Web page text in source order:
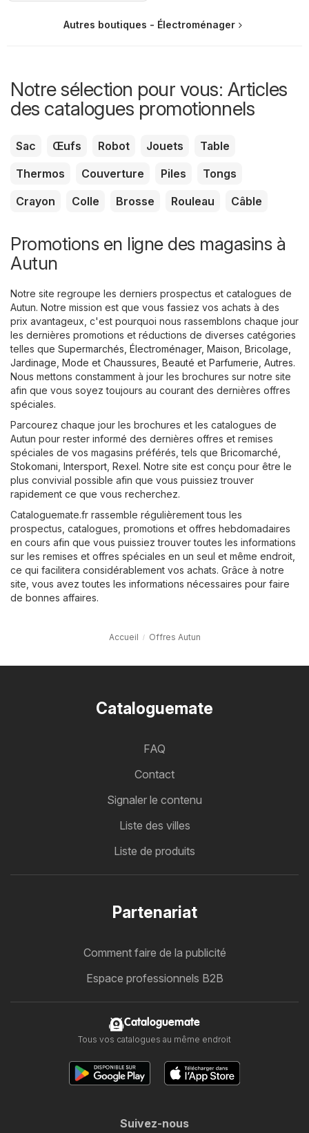
Autres boutiques - Électroménager
Notre sélection pour vous: Articles
des catalogues promotionnels
Sac Œufs Robot Jouets
Table
Thermos
Couverture Piles
Tongs
Crayon
Colle Brosse Rouleau Câble
Promotions en ligne des magasins à
Autun
Notre site regroupe les derniers prospectus et catalogues de
Autun. Notre mission est que vous fassiez vos achats à des
prix avantageux, c'est pourquoi nous rassemblons chaque jour
les dernières promotions et réductions de diverses catégories
telles que Supermarchés Électroménager, Maison, Bricolage,
Jardinage Mode et Chaussures Beauté et Parfumerie Autres.
Nous mettons constamment à jour les brochures sur notre site
afin que vous soyez toujours au courant des dernières offres
spéciales.
Parcourez chaque jour les brochures et les catalogues de
Autun pour rester informé des dernières offres et remises
spéciales de vos magasins préférés, tels que Bricomarché
Stokomani Intersport Rexel. Notre site est conçu pour être le
plus convivial possible afin que vous puissiez trouver
rapidement ce que vous recherchez.
Cataloguemate.fr rassemble régulièrement tous les
prospectus, catalogues, promotions et offres hebdomadaires
en cours afin que vous puissiez trouver toutes les informations
sur les remises et offres spéciales en un seul et même endroit,
ce qui facilitera considérablement vos achats. Grâce à notre
site, vous avez toutes les informations nécessaires pour faire
de bonnes affaires.
Accueil Offres Autun
Cataloguemate
FAQ
Contact
Signaler le contenu
Liste des villes
Liste de produits
Partenariat
Comment faire de la publicité
Espace professionnels B2B
Cataloguemate
Tous vos catalogues au même endroit
Suivez-nous